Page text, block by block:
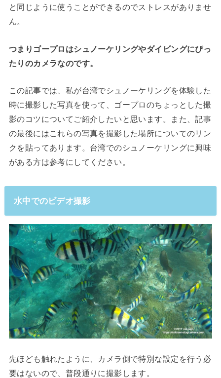
と同じように使うことができるのでストレスがありませ
ん。
つまりゴープロはシュノーケリングやダイビングにぴっ
たりのカメラなのです。
この記事では、私が台湾でシュノーケリングを体験した
時に撮影した写真を使って、ゴープロのちょっとした撮
影のコツについてご紹介したいと思います。また、記事
の最後にはこれらの写真を撮影した場所についてのリン
クを貼ってあります。台湾でのシュノーケリングに興味
がある方は参考にしてください。
水中でのビデオ撮影
先ほども触れたように、カメラ側で特別な設定を行う必
要はないので、普段通りに撮影します。